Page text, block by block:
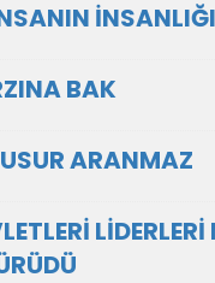
BAK
ARANMAZ
LİDERLERİ